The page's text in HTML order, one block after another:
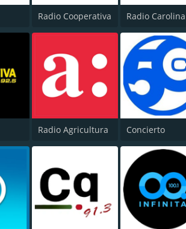
Radio Cooperativa Radio Carolina
Radio Agricultura Concierto